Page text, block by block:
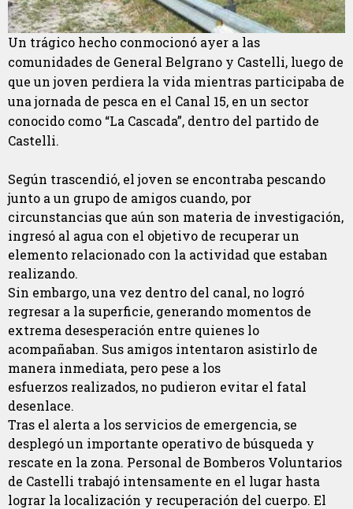
Un trágico hecho conmocionó ayer a las
comunidades de General Belgrano y Castelli, luego de
que un joven perdiera la vida mientras participaba de
una jornada de pesca en el Canal 15, en un sector
conocido como “La Cascada”, dentro del partido de
Castelli.
Según trascendió, el joven se encontraba pescando
junto a un grupo de amigos cuando, por
circunstancias que aún son materia de investigación,
ingresó al agua con el objetivo de recuperar un
elemento relacionado con la actividad que estaban
realizando.
Sin embargo, una vez dentro del canal, no logró
regresar a la superficie, generando momentos de
extrema desesperación entre quienes lo
acompañaban. Sus amigos intentaron asistirlo de
manera inmediata, pero pese a los
esfuerzos realizados, no pudieron evitar el fatal
desenlace.
Tras el alerta a los servicios de emergencia, se
desplegó un importante operativo de búsqueda y
rescate en la zona. Personal de Bomberos Voluntarios
de Castelli trabajó intensamente en el lugar hasta
lograr la localización y recuperación del cuerpo. El